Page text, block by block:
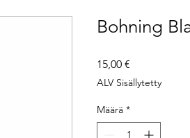
Bohning
15,00 €
ALV Sisällytetty
Määrä *